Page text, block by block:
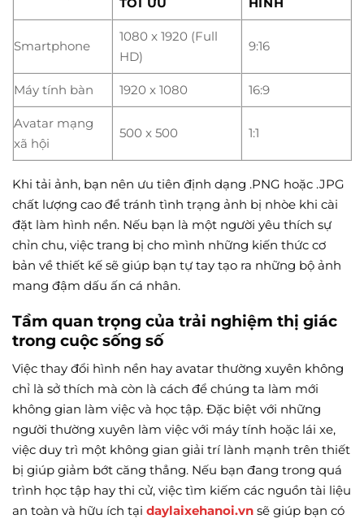
Smartphone
1080 x 1920 (Full
HD)
9:16
Máy tính bàn 1920 x 1080 16:9
Avatar mạng
xã hội
500 x 500 1:1
Khi tải ảnh, bạn nên ưu tiên định dạng .PNG hoặc .JPG
chất lượng cao để tránh tình trạng ảnh bị nhòe khi cài
đặt làm hình nền. Nếu bạn là một người yêu thích sự
chỉn chu, việc trang bị cho mình những kiến thức cơ
bản về thiết kế sẽ giúp bạn tự tay tạo ra những bộ ảnh
mang đậm dấu ấn cá nhân.
Tầm quan trọng của trải nghiệm thị giác
trong cuộc sống số
Việc thay đổi hình nền hay avatar thường xuyên không
chỉ là sở thích mà còn là cách để chúng ta làm mới
không gian làm việc và học tập. Đặc biệt với những
người thường xuyên làm việc với máy tính hoặc lái xe,
việc duy trì một không gian giải trí lành mạnh trên thiết
bị giúp giảm bớt căng thẳng. Nếu bạn đang trong quá
trình học tập hay thi cử, việc tìm kiếm các nguồn tài liệu
an toàn và hữu ích tại daylaixehanoi.vn sẽ giúp bạn có